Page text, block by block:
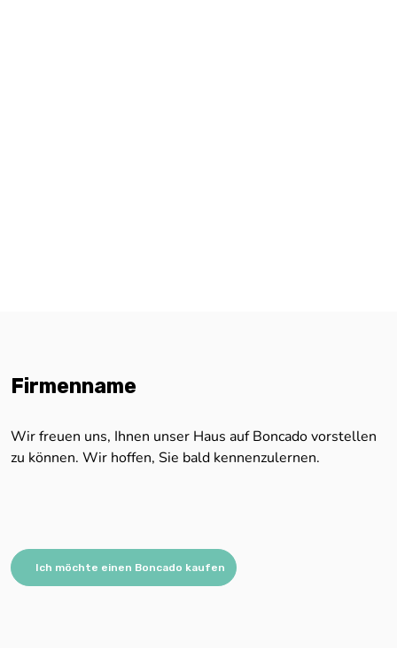
Firmenname
Wir freuen uns, Ihnen unser Haus auf Boncado vorstellen
zu können. Wir hoffen, Sie bald kennenzulernen.
Ich möchte einen Boncado kaufen